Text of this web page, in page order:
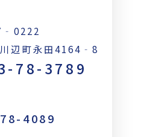
辺町永田4164‐8
78-3789
4089